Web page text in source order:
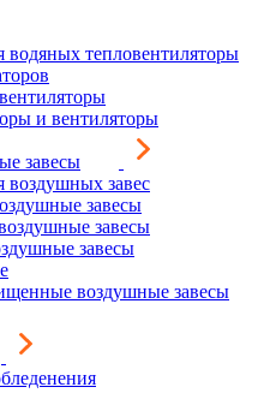
водяных тепловентиляторы
и вентиляторы
завесы
воздушных завес
завесы
завесы
завесы
воздушные завесы